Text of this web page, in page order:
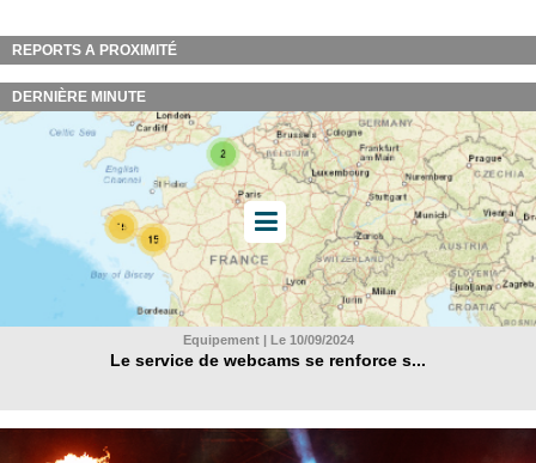
REPORTS A PROXIMITÉ
DERNIÈRE MINUTE
Equipement | Le 10/09/2024
Le service de webcams se renforce s...